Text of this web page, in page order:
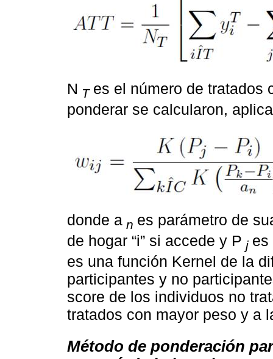
N T es el número de tratados
ponderar se calcularon,
donde a n es parámetro de
de hogar “i” si accede y P j es
es una función Kernel de la
participantes y no
score de los individuos no
tratados con mayor peso y a
Método de ponderación